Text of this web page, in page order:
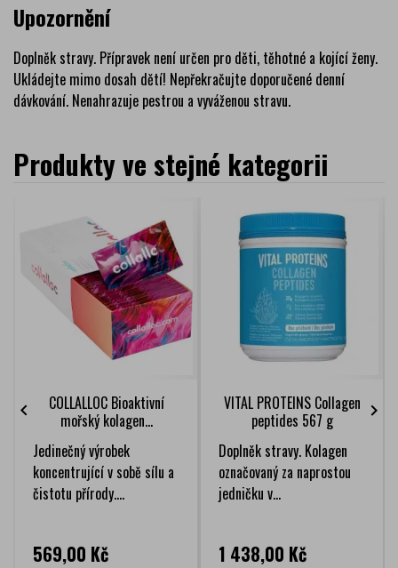
Upozornění
Doplněk stravy. Přípravek není určen pro děti, těhotné a kojící ženy.
Ukládejte mimo dosah dětí! Nepřekračujte doporučené denní
dávkování. Nenahrazuje pestrou a vyváženou stravu.
Produkty ve stejné kategorii
COLLALLOC Bioaktivní
mořský kolagen...
Jedinečný výrobek
koncentrující v sobě sílu a
čistotu přírody....
Cena
569,00 Kč
VITAL PROTEINS Collagen
peptides 567 g
Doplněk stravy. Kolagen
označovaný za naprostou
jedničku v...
Cena
1 438,00 Kč
 